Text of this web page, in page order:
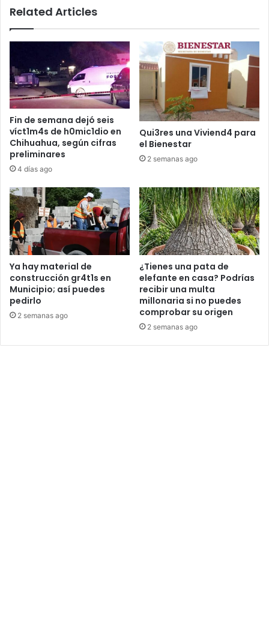
Related Articles
Fin de semana dejó seis
víct1m4s de h0mic1dio en
Chihuahua, según cifras
preliminares
4 días ago
Qui3res una Viviend4 para
el Bienestar
2 semanas ago
Ya hay material de
construcción gr4t1s en
Municipio; así puedes
pedirlo
2 semanas ago
¿Tienes una pata de
elefante en casa? Podrías
recibir una multa
millonaria si no puedes
comprobar su origen
2 semanas ago